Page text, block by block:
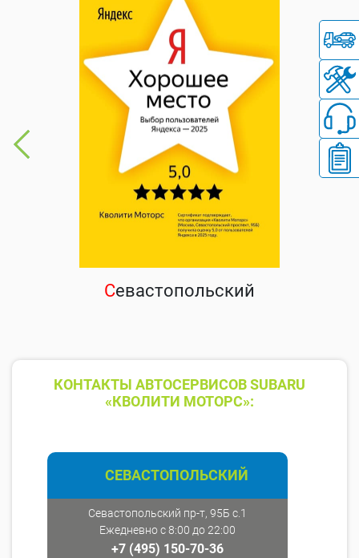
Севастопольский
КОНТАКТЫ АВТОСЕРВИСОВ SUBARU
«КВОЛИТИ МОТОРС»:
СЕВАСТОПОЛЬСКИЙ
Севастопольский пр-т, 95Б с.1
Ежедневно с 8:00 до 22:00
+7 (495) 150-70-36